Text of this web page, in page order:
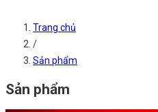
Trang chủ
/
Sản phẩm
Sản phẩm